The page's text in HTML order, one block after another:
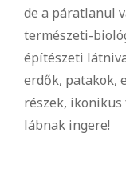
de a páratlanul
természeti-
építészeti
erdők, patakok,
részek,
lábnak ingere!